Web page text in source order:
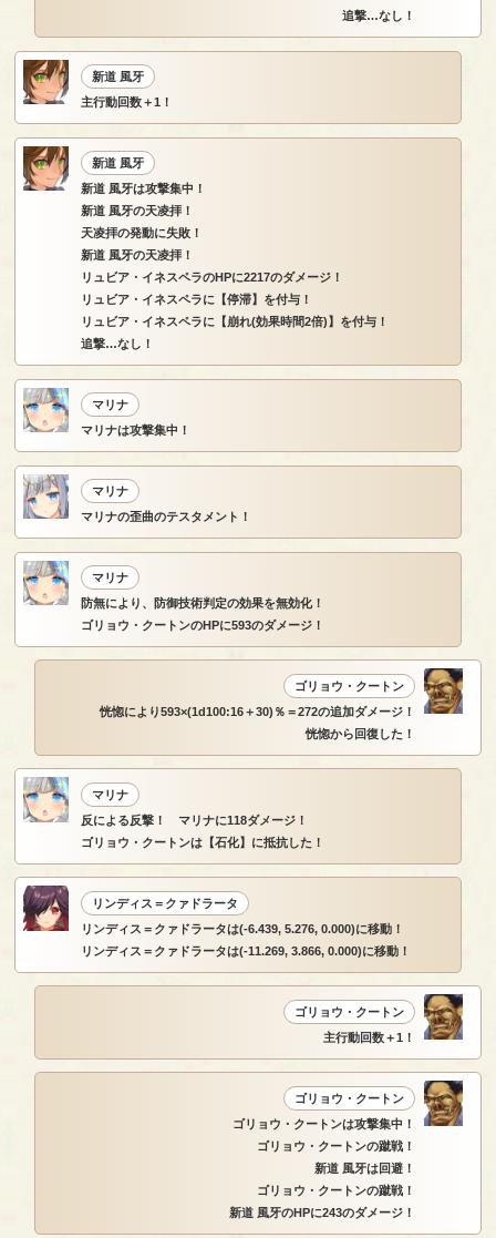
追撃…なし！
新道 風牙
主行動回数＋1！
新道 風牙
新道 風牙は攻撃集中！
新道 風牙の天凌拝！
天凌拝の発動に失敗！
新道 風牙の天凌拝！
リュビア・イネスペラのHPに2217のダメージ！
リュビア・イネスペラに【停滞】を付与！
リュビア・イネスペラに【崩れ(効果時間2倍)】を付与！
追撃…なし！
マリナ
マリナは攻撃集中！
マリナ
マリナの歪曲のテスタメント！
マリナ
防無により、防御技術判定の効果を無効化！
ゴリョウ・クートンのHPに593のダメージ！
ゴリョウ・クートン
恍惚により593×(1d100:16＋30)％＝272の追加ダメージ！
恍惚から回復した！
マリナ
反による反撃！ マリナに118ダメージ！
ゴリョウ・クートンは【石化】に抵抗した！
リンディス＝クァドラータ
リンディス＝クァドラータは(-6.439, 5.276, 0.000)に移動！
リンディス＝クァドラータは(-11.269, 3.866, 0.000)に移動！
ゴリョウ・クートン
主行動回数＋1！
ゴリョウ・クートン
ゴリョウ・クートンは攻撃集中！
ゴリョウ・クートンの蹴戦！
新道 風牙は回避！
ゴリョウ・クートンの蹴戦！
新道 風牙のHPに243のダメージ！